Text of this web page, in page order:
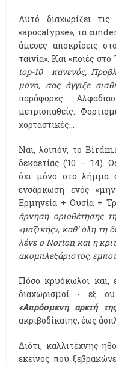
Αυτό διαχωρίζει
«apocalypse», τα
άμεσες αποκρίσεις
ταινία». Και «ποιές στο
top-10 κανενός;
μόνο, σας άγγιξε
παράφορες.
μετριοπαθείς.
χορταστικές…
Ναι, λοιπόν, το
δεκαετίας (’10 – ‘14).
όχι μόνο στο λήμμα
ενσάρκωση ενός
Ερμηνεία + Ουσία +
άρνηση οριοθέτησης
«μαζικής», καθ’ όλη τη
λένε ο Norton και η
ακομπλεξάριστος,
Πόσο κρυόκωλοι και,
διαχωρισμοί - εξ
«Απρόσμενη αρετή
ακριβοδίκαιης, έως
Διότι, καλλιτέχνης-
εκείνος που